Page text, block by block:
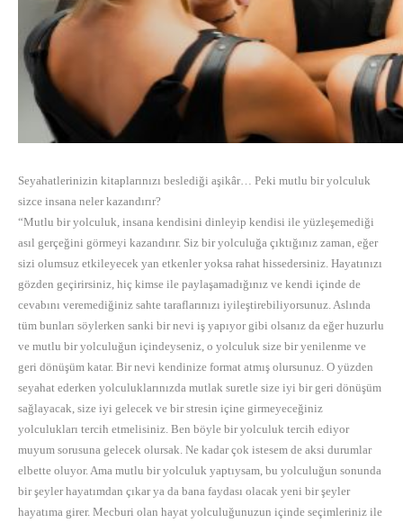
Seyahatlerinizin kitaplarınızı beslediği aşikâr… Peki mutlu bir yolculuk
sizce insana neler kazandırır?
“Mutlu bir yolculuk, insana kendisini dinleyip kendisi ile yüzleşemediği
asıl gerçeğini görmeyi kazandırır. Siz bir yolculuğa çıktığınız zaman, eğer
sizi olumsuz etkileyecek yan etkenler yoksa rahat hissedersiniz. Hayatınızı
gözden geçirirsiniz, hiç kimse ile paylaşamadığınız ve kendi içinde de
cevabını veremediğiniz sahte taraflarınızı iyileştirebiliyorsunuz. Aslında
tüm bunları söylerken sanki bir nevi iş yapıyor gibi olsanız da eğer huzurlu
ve mutlu bir yolculuğun içindeyseniz, o yolculuk size bir yenilenme ve
geri dönüşüm katar. Bir nevi kendinize format atmış olursunuz. O yüzden
seyahat ederken yolculuklarınızda mutlak suretle size iyi bir geri dönüşüm
sağlayacak, size iyi gelecek ve bir stresin içine girmeyeceğiniz
yolculukları tercih etmelisiniz. Ben böyle bir yolculuk tercih ediyor
muyum sorusuna gelecek olursak. Ne kadar çok istesem de aksi durumlar
elbette oluyor. Ama mutlu bir yolculuk yaptıysam, bu yolculuğun sonunda
bir şeyler hayatımdan çıkar ya da bana faydası olacak yeni bir şeyler
hayatıma girer. Mecburi olan hayat yolculuğunuzun içinde seçimleriniz ile